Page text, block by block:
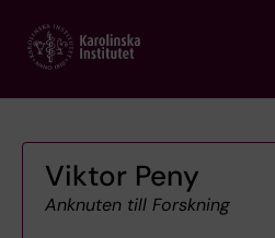
main
Viktor Peny
Anknuten till Forskning